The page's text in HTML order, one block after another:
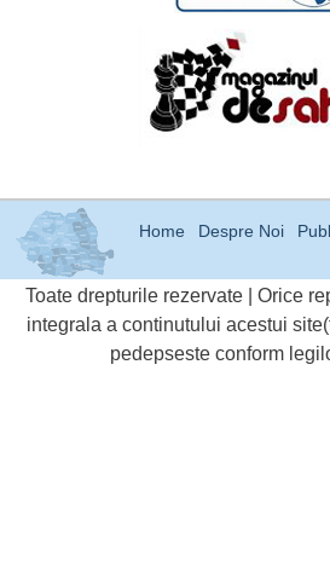
Home Despre Noi
Toate drepturile rezervate | Orice
integrala a continutului acestui
pedepseste conform